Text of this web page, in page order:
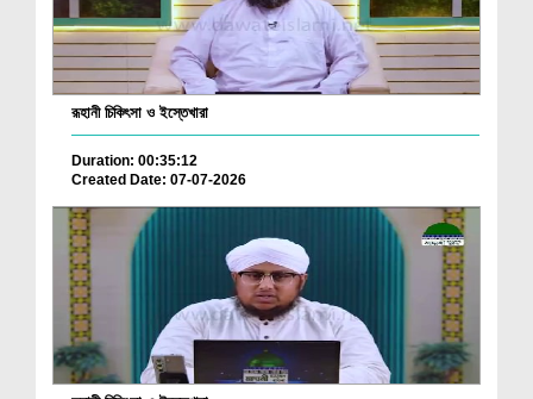
রূহানী চিকিৎসা ও ইস্তেখারা
Duration: 00:35:12
Created Date: 07-07-2026